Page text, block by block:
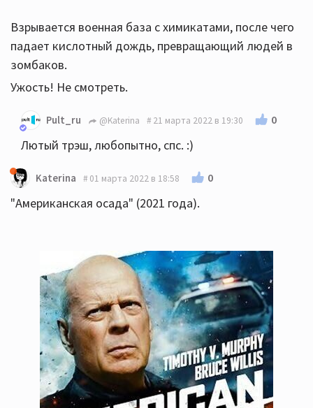
Слишком детский и плоский. Не зашло.
Природничка запуская дрон в лесу обнаружила двух
отшельников. Чуваки дрон сбили. Игрушка дорогая,
надо искать. Искала дрон, а нашла тех самых
дикарей, которые ей поведали, что в лесу живут
грибные человеки.
Взрывается военная база с химикатами, после чего
падает кислотный дождь, превращающий людей в
зомбаков.
Ужость! Не смотреть.
Pult_ru @Katerina 21 марта 2022 в 19:30 0
Лютый трэш, любопытно, спс. :)
Katerina 01 марта 2022 в 18:58 0
"Американская осада" (2021 года).